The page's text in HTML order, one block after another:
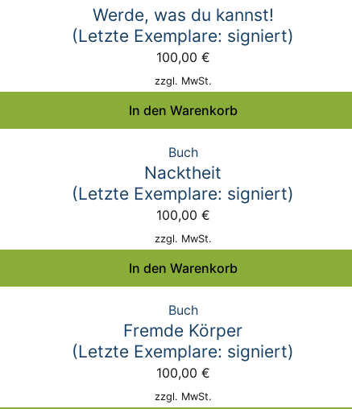
Werde, was du kannst!
(Letzte Exemplare: signiert)
100,00 €
zzgl. MwSt.
In den Warenkorb
Buch
Nacktheit
(Letzte Exemplare: signiert)
100,00 €
zzgl. MwSt.
In den Warenkorb
Buch
Fremde Körper
(Letzte Exemplare: signiert)
100,00 €
zzgl. MwSt.